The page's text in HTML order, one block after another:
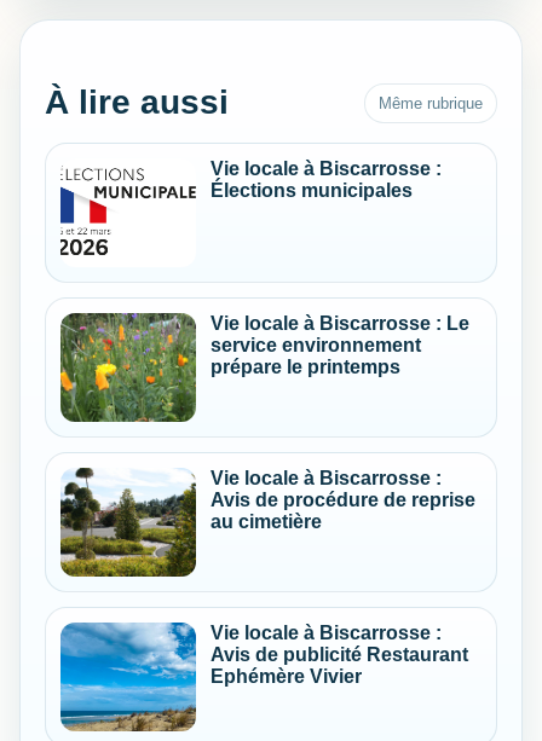
À lire aussi Même rubrique
Vie locale à Biscarrosse :
Élections municipales
Vie locale à Biscarrosse : Le
service environnement
prépare le printemps
Vie locale à Biscarrosse :
Avis de procédure de reprise
au cimetière
Vie locale à Biscarrosse :
Avis de publicité Restaurant
Ephémère Vivier